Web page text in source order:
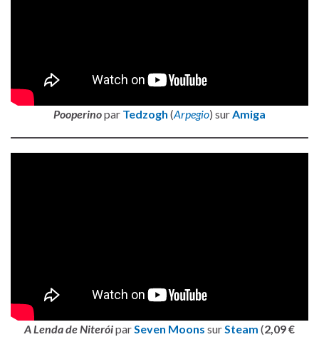
Pooperinopar Tedzogh (Arpegio) surAmiga
A Lenda de NiteróiparSeven Moons surSteam (2,09 €